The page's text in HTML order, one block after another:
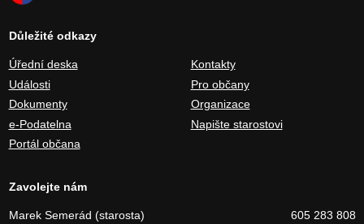
Důležité odkazy
Úřední deska
Události
Dokumenty
e-Podatelna
Portál občana
Kontakty
Pro občany
Organizace
Napište starostovi
Zavolejte nám
Marek Semerád (starosta)
605 283 808